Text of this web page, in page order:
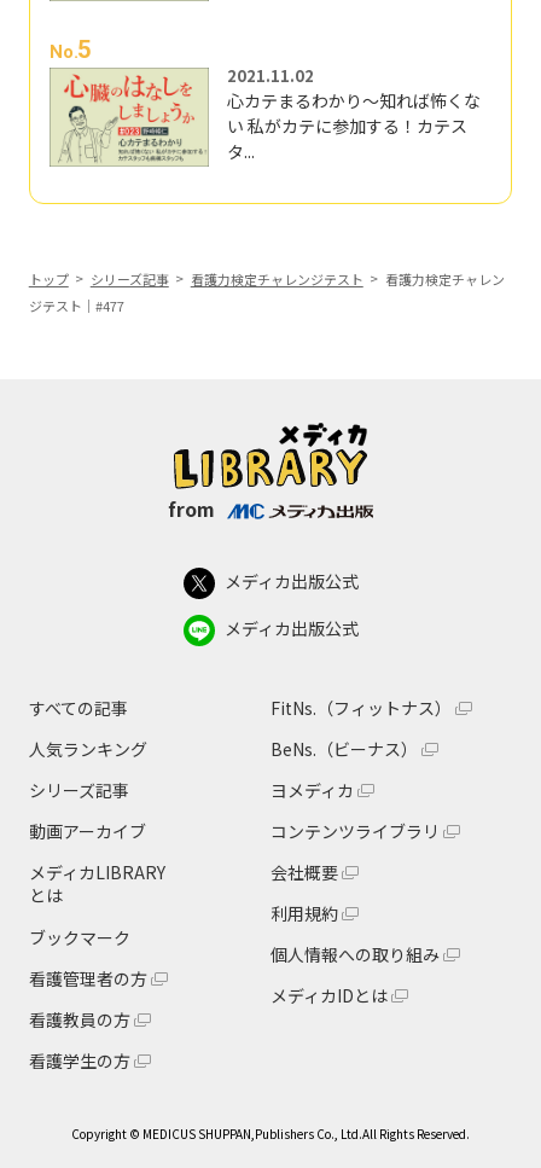
No.5
2021.11.02
心カテまるわかり～知れば怖くな
い 私がカテに参加する！カテス
タ...
トップ シリーズ記事 看護力検定チャレンジテスト
看護力検定チャレン
ジテスト｜#477
from
メディカ出版公式
メディカ出版公式
すべての記事
人気ランキング
シリーズ記事
動画アーカイブ
メディカLIBRARY
とは
ブックマーク
看護管理者の方
看護教員の方
看護学生の方
FitNs.（フィットナス）
BeNs.（ビーナス）
ヨメディカ
コンテンツライブラリ
会社概要
利用規約
個人情報への取り組み
メディカIDとは
Copyright © MEDICUS SHUPPAN,Publishers Co., Ltd.All Rights Reserved.